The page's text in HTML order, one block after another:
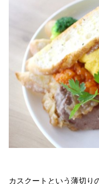
カスクートという薄切り